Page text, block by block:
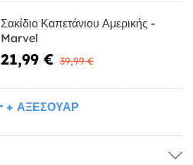
Σακίδιο Καπετάνιου Αμερικής -
Marvel
21,99 € 39,99 €
+ ΑΞΕΣΟΥΆΡ